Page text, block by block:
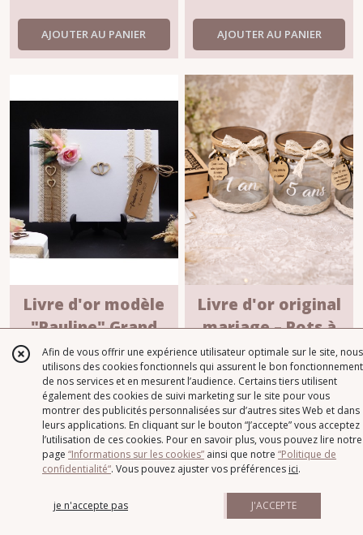
AJOUTER AU PANIER AJOUTER AU PANIER
Livre d'or modèle
"Pauline" Grand
Format
LIVRES D'OR
55€99
AJOUTER AU PANIER
Livre d'or original
mariage – Pots à
messages pour les
anniversaires de
mariage
LIVRES D'OR
À PARTIR DE 59€
AJOUTER AU PANIER
Afin de vous offrir une expérience utilisateur optimale sur le site, nous
utilisons des cookies fonctionnels qui assurent le bon fonctionnement
de nos services et en mesurent l’audience. Certains tiers utilisent
également des cookies de suivi marketing sur le site pour vous
montrer des publicités personnalisées sur d’autres sites Web et dans
leurs applications. En cliquant sur le bouton “J’accepte” vous acceptez
l’utilisation de ces cookies. Pour en savoir plus, vous pouvez lire notre
page “Informations sur les cookies” ainsi que notre “Politique de
confidentialité“. Vous pouvez ajuster vos préférences ici.
je n'accepte pas J'ACCEPTE